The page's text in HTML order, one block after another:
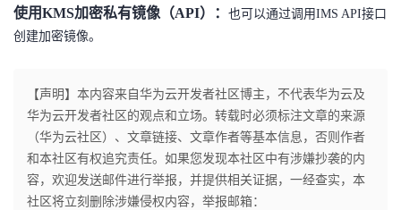
使用KMS加密私有镜像（API）： 也可以通过调用IMS API接口
创建加密镜像。
【声明】本内容来自华为云开发者社区博主，不代表华为云及
华为云开发者社区的观点和立场。转载时必须标注文章的来源
（华为云社区）、文章链接、文章作者等基本信息，否则作者
和本社区有权追究责任。如果您发现本社区中有涉嫌抄袭的内
容，欢迎发送邮件进行举报，并提供相关证据，一经查实，本
社区将立刻删除涉嫌侵权内容，举报邮箱：